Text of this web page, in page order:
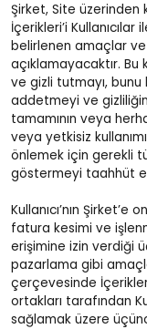
Şirket, Site
İçerikleri’i Kullanıcılar
belirlenen amaçlar ve
açıklamayacaktır. Bu
ve gizli tutmayı, bunu
addetmeyi ve
tamamının veya
veya yetkisiz
önlemek için gerekli
göstermeyi taahhüt
Kullanıcı’nın
fatura kesimi ve
erişimine izin verdiği
pazarlama gibi
çerçevesinde
ortakları tarafından
sağlamak üzere